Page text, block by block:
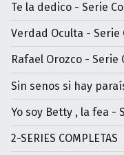
Te la dedico - Serie
Verdad Oculta - Serie
Rafael Orozco - Serie
Sin senos si hay
Yo soy Betty , la fea -
2-SERIES COMPLETAS